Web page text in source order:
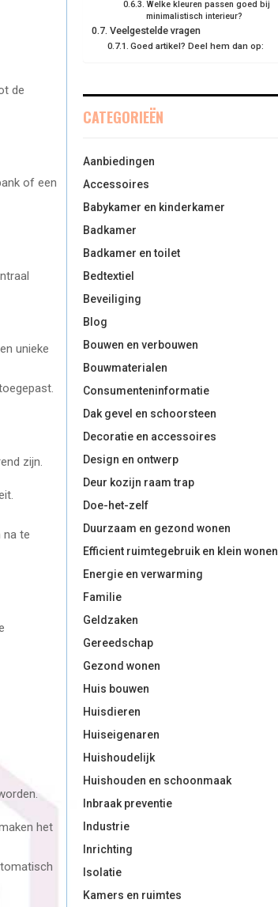
de
of een
unieke
zijn.
na te
het
Welke kleuren passen goed bij
minimalistisch interieur?
Veelgestelde vragen
Goed artikel? Deel hem dan op:
CATEGORIEËN
Aanbiedingen
Accessoires
Babykamer en kinderkamer
Badkamer
Badkamer en toilet
Bedtextiel
Beveiliging
Blog
Bouwen en verbouwen
Bouwmaterialen
Consumenteninformatie
Dak gevel en schoorsteen
Decoratie en accessoires
Design en ontwerp
Deur kozijn raam trap
Doe-het-zelf
Duurzaam en gezond wonen
Efficient ruimtegebruik en klein wonen
Energie en verwarming
Familie
Geldzaken
Gereedschap
Gezond wonen
Huis bouwen
Huisdieren
Huiseigenaren
Huishoudelijk
Huishouden en schoonmaak
Inbraak preventie
Industrie
Inrichting
Isolatie
Kamers en ruimtes